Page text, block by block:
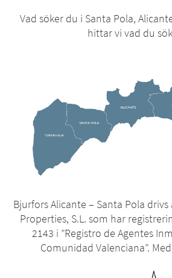
Vad söker du i Santa Pola,
hittar vi vad du
Bjurfors Alicante – Santa Pola
Properties, S.L. som har
2143 i ”Registro de Agentes
Comunidad Valenciana”.